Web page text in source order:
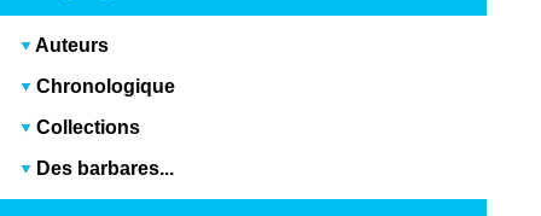
Auteurs
Chronologique
Collections
Des barbares...